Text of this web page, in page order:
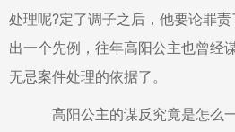
处理呢?定了调子之后，他要论罪
出一个先例，往年高阳公主也曾经
无忌案件处理的依据了。
高阳公主的谋反究竟是怎么